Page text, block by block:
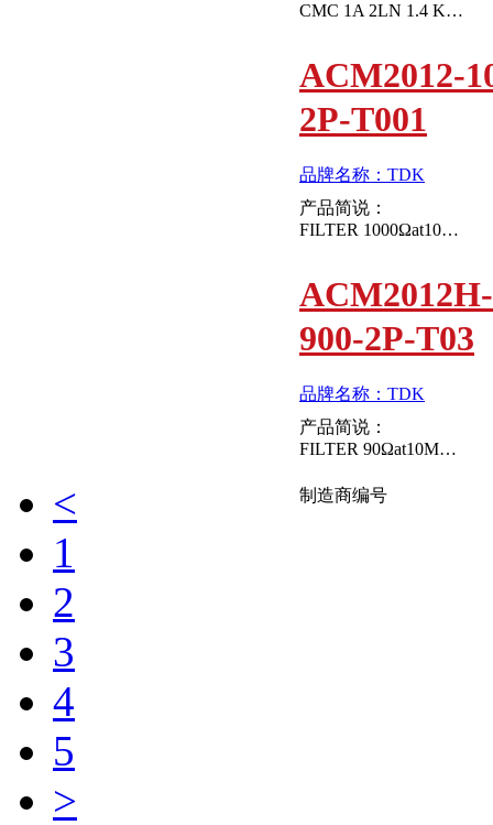
CMC 1A 2LN 1.4 KOHM SMD AEC-Q200
ACM2012-
2P-T001
品牌名称：TDK
产品简说：
FILTER 1000Ωat10MHz 0.19A 1.5Ω
ACM2012H-
900-2P-T03
品牌名称：TDK
产品简说：
FILTER 90Ωat10MHz 0.3A 0.3Ω
制造商编号
<
1
2
3
4
5
>